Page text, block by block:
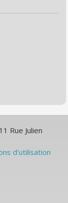
Rue Julien
d'utilisation